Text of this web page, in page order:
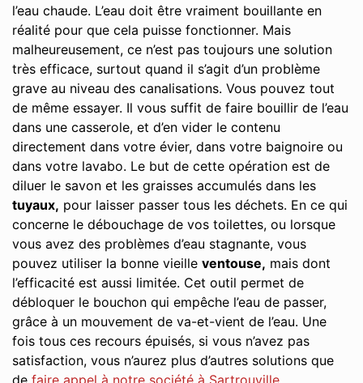
l’eau chaude. L’eau doit être vraiment bouillante en
réalité pour que cela puisse fonctionner. Mais
malheureusement, ce n’est pas toujours une solution
très efficace, surtout quand il s’agit d’un problème
grave au niveau des canalisations. Vous pouvez tout
de même essayer. Il vous suffit de faire bouillir de l’eau
dans une casserole, et d’en vider le contenu
directement dans votre évier, dans votre baignoire ou
dans votre lavabo. Le but de cette opération est de
diluer le savon et les graisses accumulés dans les
tuyaux, pour laisser passer tous les déchets. En ce qui
concerne le débouchage de vos toilettes, ou lorsque
vous avez des problèmes d’eau stagnante, vous
pouvez utiliser la bonne vieille ventouse, mais dont
l’efficacité est aussi limitée. Cet outil permet de
débloquer le bouchon qui empêche l’eau de passer,
grâce à un mouvement de va-et-vient de l’eau. Une
fois tous ces recours épuisés, si vous n’avez pas
satisfaction, vous n’aurez plus d’autres solutions que
de faire appel à notre société à Sartrouville.